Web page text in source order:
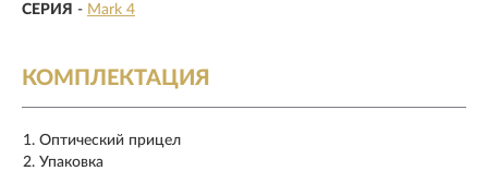
СЕРИЯ - Mark 4
КОМПЛЕКТАЦИЯ
Оптический прицел
Упаковка